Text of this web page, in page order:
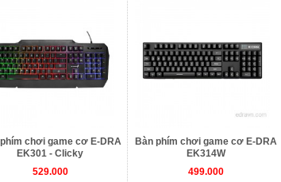
chơi game cơ E-DRA
EK301 - Clicky
529.000
Bàn phím chơi game cơ E-DRA
EK314W
499.000